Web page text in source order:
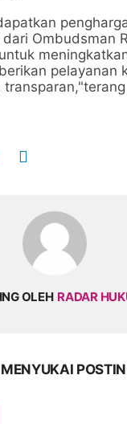
Ombudsman
pelayanan
OLEH RADAR